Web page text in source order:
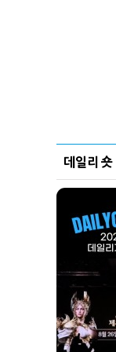
데일리 숏